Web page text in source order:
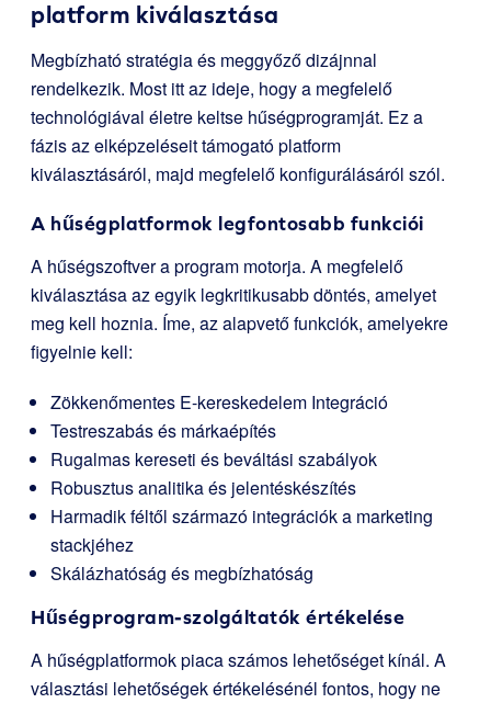
platform kiválasztása
Megbízható stratégia és meggyőző dizájnnal
rendelkezik. Most itt az ideje, hogy a megfelelő
technológiával életre keltse hűségprogramját. Ez a
fázis az elképzeléseit támogató platform
kiválasztásáról, majd megfelelő konfigurálásáról szól.
A hűségplatformok legfontosabb funkciói
A hűségszoftver a program motorja. A megfelelő
kiválasztása az egyik legkritikusabb döntés, amelyet
meg kell hoznia. Íme, az alapvető funkciók, amelyekre
figyelnie kell:
Zökkenőmentes E-kereskedelem Integráció
Testreszabás és márkaépítés
Rugalmas kereseti és beváltási szabályok
Robusztus analitika és jelentéskészítés
Harmadik féltől származó integrációk a marketing
stackjéhez
Skálázhatóság és megbízhatóság
Hűségprogram-szolgáltatók értékelése
A hűségplatformok piaca számos lehetőséget kínál. A
választási lehetőségek értékelésénél fontos, hogy ne